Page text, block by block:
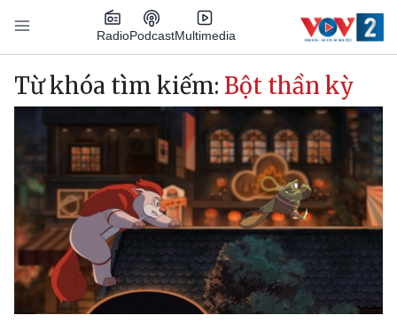
Nhảy đến nội dung
RadioPodcastMultimedia
Main navigation
Từ khóa tìm kiếm: Bột thần kỳ